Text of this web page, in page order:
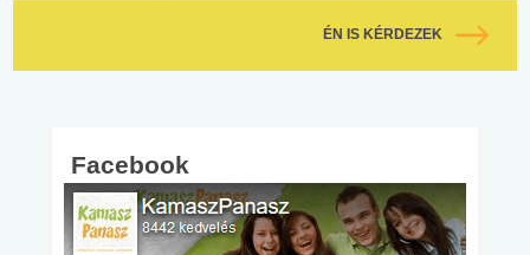
ÉN IS KÉRDEZEK
Facebook